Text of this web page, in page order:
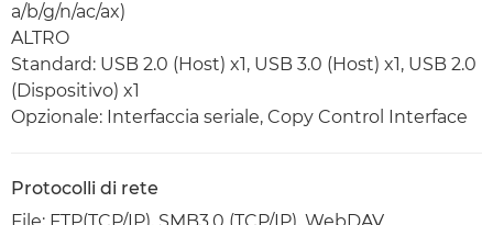
a/b/g/n/ac/ax)
ALTRO
Standard: USB 2.0 (Host) x1, USB 3.0 (Host) x1, USB 2.0
(Dispositivo) x1
Opzionale: Interfaccia seriale, Copy Control Interface
Protocolli di rete